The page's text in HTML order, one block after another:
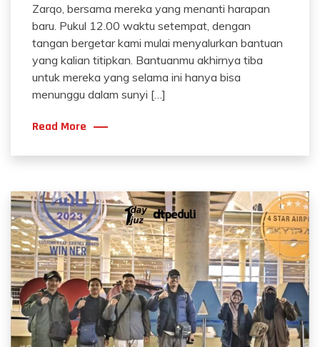
Zarqo, bersama mereka yang menanti harapan
baru. Pukul 12.00 waktu setempat, dengan
tangan bergetar kami mulai menyalurkan bantuan
yang kalian titipkan. Bantuanmu akhirnya tiba
untuk mereka yang selama ini hanya bisa
menunggu dalam sunyi […]
Read More